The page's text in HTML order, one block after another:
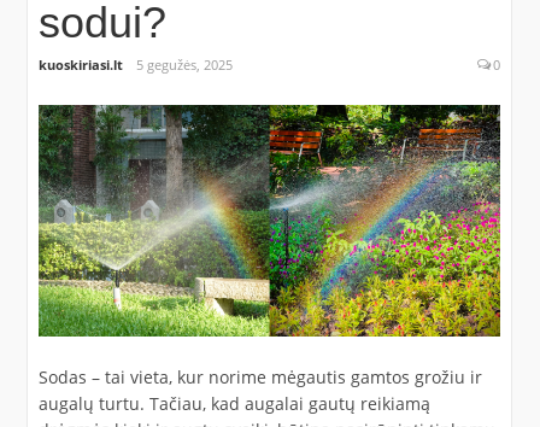
sodui?
kuoskiriasi.lt 5 gegužės, 2025 0
Sodas – tai vieta, kur norime mėgautis gamtos grožiu ir
augalų turtu. Tačiau, kad augalai gautų reikiamą